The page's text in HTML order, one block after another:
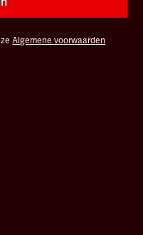
Algemene voorwaarden